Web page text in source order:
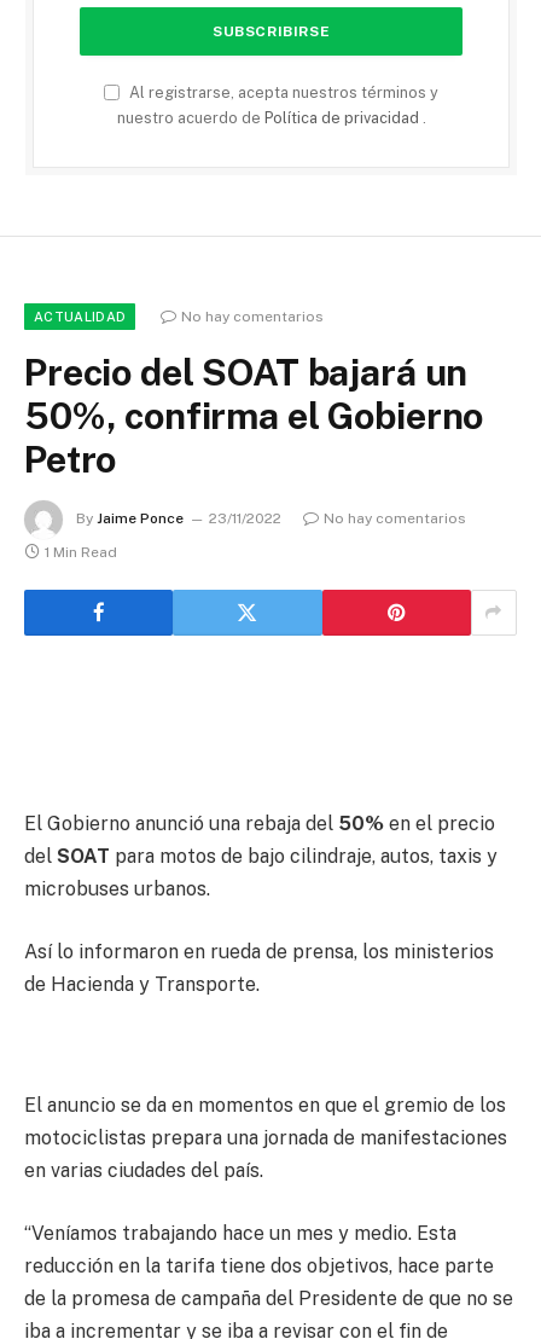
Al registrarse, acepta nuestros términos y
nuestro acuerdo de Política de privacidad
ACTUALIDAD No hay comentarios
Precio del SOAT bajará un
50%, confirma el Gobierno
Petro
By Jaime Ponce 23/11/2022
No hay comentarios
1 Min Read
El Gobierno anunció una rebaja del 50% en el precio
del SOAT para motos de bajo cilindraje, autos, taxis y
microbuses urbanos.
Así lo informaron en rueda de prensa, los ministerios
de Hacienda y Transporte.
El anuncio se da en momentos en que el gremio de los
motociclistas prepara una jornada de manifestaciones
en varias ciudades del país.
“Veníamos trabajando hace un mes y medio. Esta
reducción en la tarifa tiene dos objetivos, hace parte
de la promesa de campaña del Presidente de que no se
iba a incrementar y se iba a revisar con el fin de